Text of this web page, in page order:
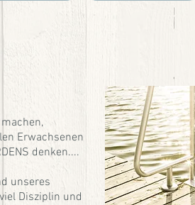
Erwachsenen
denken....
unseres
Disziplin und